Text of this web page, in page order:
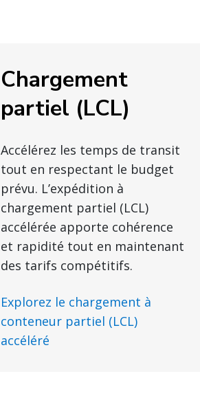
Chargement
partiel (LCL)
Accélérez les temps de transit
tout en respectant le budget
prévu. L’expédition à
chargement partiel (LCL)
accélérée apporte cohérence
et rapidité tout en maintenant
des tarifs compétitifs.
Explorez le chargement à
conteneur partiel (LCL)
accéléré